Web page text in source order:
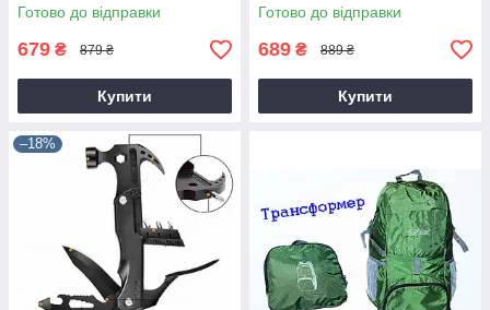
Готово до відправки
679 ₴ 879 ₴
Купити
Готово до відправки
689 ₴ 889 ₴
Купити
–18%